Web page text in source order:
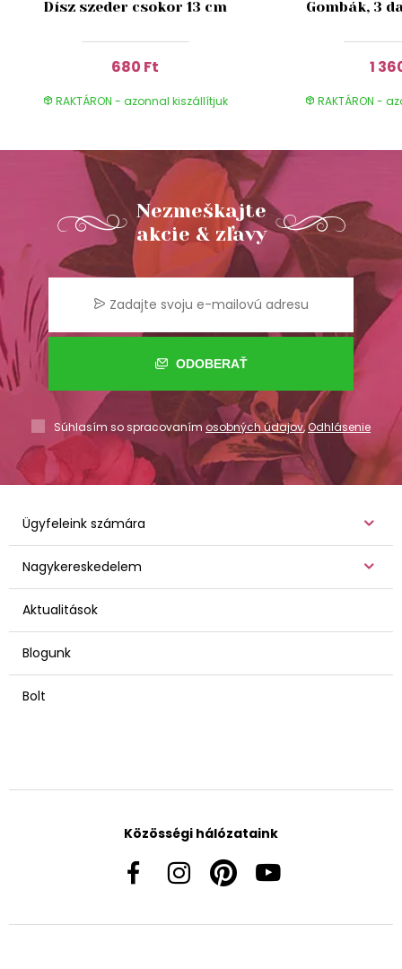
Dísz szeder csokor 13 cm
680 Ft
RAKTÁRON - azonnal kiszállítjuk
Gombák, 3
1
RAKTÁRON -
Nezmeškajte
akcie & zľavy
ODOBERAŤ
Súhlasím so spracovaním osobných údajov,Odhlásenie
Ügyfeleink számára
Nagykereskedelem
Aktualitások
Blogunk
Bolt
Közösségi hálózataink